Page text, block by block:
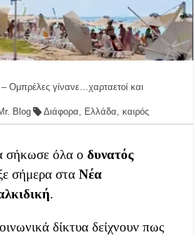
Ομπρέλες γίνανε…χαρταετοί και
Blog Διάφορα Ελλάδα καιρός
σήκωσε όλα ο δυνατός
σήμερα στα Νέα
.
δίκτυα δείχνουν πως